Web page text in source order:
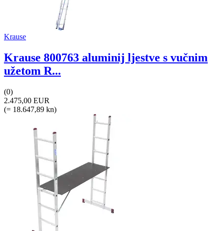
Krause
Krause 800763 aluminij ljestve s vučnim
užetom R...
(0)
2.475,00 EUR
(= 18.647,89 kn)